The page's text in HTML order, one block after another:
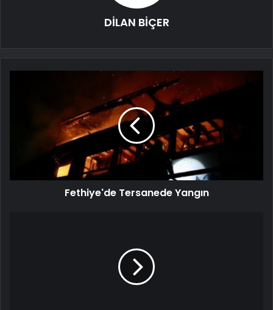
DİLAN BİÇER
Fethiye'de Tersanede Yangın